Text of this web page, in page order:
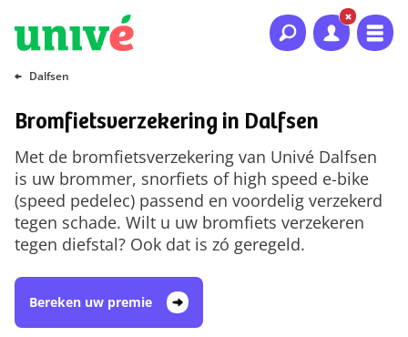
Naar hoofdinhoud
Naar hoofdnavigatie
Naar footer
Dalfsen
Bromfietsverzekering in Dalfsen
Met de bromfietsverzekering van Univé Dalfsen
is uw brommer, snorfiets of high speed e-bike
(speed pedelec) passend en voordelig verzekerd
tegen schade. Wilt u uw bromfiets verzekeren
tegen diefstal? Ook dat is zó geregeld.
Bereken uw premie